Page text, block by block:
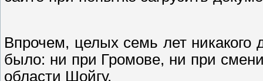
Впрочем, целых семь лет никакого
было: ни при Громове, ни при
области Шойгу.